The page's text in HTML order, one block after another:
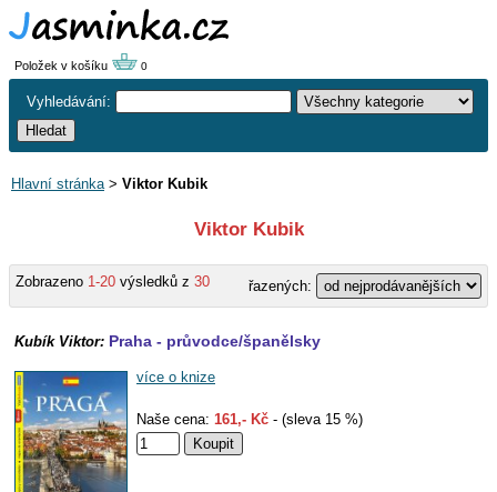
Položek v košíku 0
Vyhledávání:
Hlavní stránka> Viktor Kubik
Viktor Kubik
Zobrazeno 1-20 výsledků z 30 řazených:
Kubík Viktor: Praha - průvodce/španělsky
více o knize
Naše cena: 161,- Kč - (sleva 15 %)